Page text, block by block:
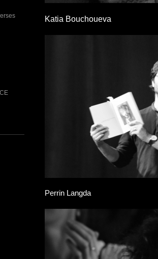
Katia Bouchoueva
Perrin Langda